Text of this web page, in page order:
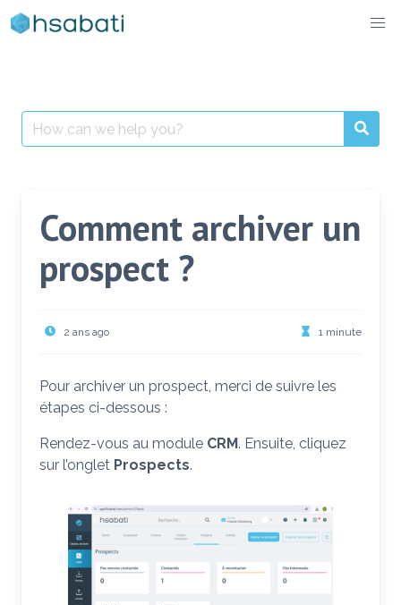
Skip
to
Search
for:
Comment archiver un
prospect ?
2 ans ago 1 minute
Pour archiver un prospect, merci de suivre les
étapes ci-dessous :
Rendez-vous au module CRM. Ensuite, cliquez
sur l’onglet Prospects.